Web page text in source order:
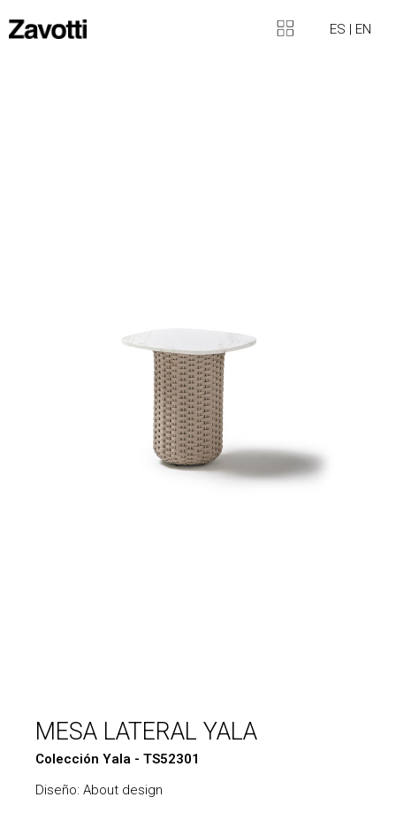
ES | EN
MESA LATERAL YALA
Colección Yala - TS52301
Diseño: About design